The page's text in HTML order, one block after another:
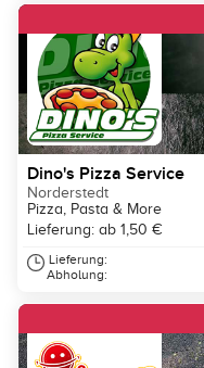
Dino's Pizza Service
Norderstedt
Pizza, Pasta & More
Lieferung: ab 1,50 €
Lieferung:
Abholung: